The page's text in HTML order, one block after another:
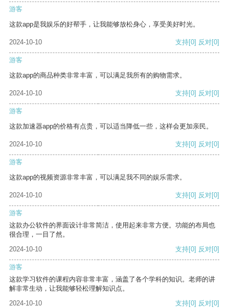
游客
这款app是我娱乐的好帮手，让我能够放松身心，享受美好时光。
2024-10-10 支持[0] 反对[0]
游客
这款app的商品种类非常丰富，可以满足我所有的购物需求。
2024-10-10 支持[0] 反对[0]
游客
这款加速器app的价格有点贵，可以适当降低一些，这样会更加亲民。
2024-10-10 支持[0] 反对[0]
游客
这款app的视频资源非常丰富，可以满足我不同的娱乐需求。
2024-10-10 支持[0] 反对[0]
游客
这款办公软件的界面设计非常简洁，使用起来非常方便。功能的布局也
很合理，一目了然。
2024-10-10
支持[0] 反对[0]
游客
这款学习软件的课程内容非常丰富，涵盖了各个学科的知识。老师的讲
解非常生动，让我能够轻松理解知识点。
2024-10-10
支持[0] 反对[0]